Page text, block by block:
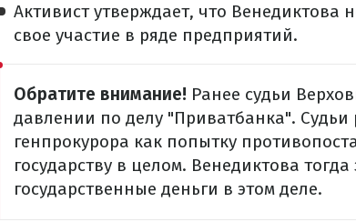
Активист утверждает, что Венедиктова
свое участие в ряде предприятий.
Обратите внимание! Ранее судьи
давлении по делу "Приватбанка".
генпрокурора как попытку
государству в целом. Венедиктова
государственные деньги в этом деле.